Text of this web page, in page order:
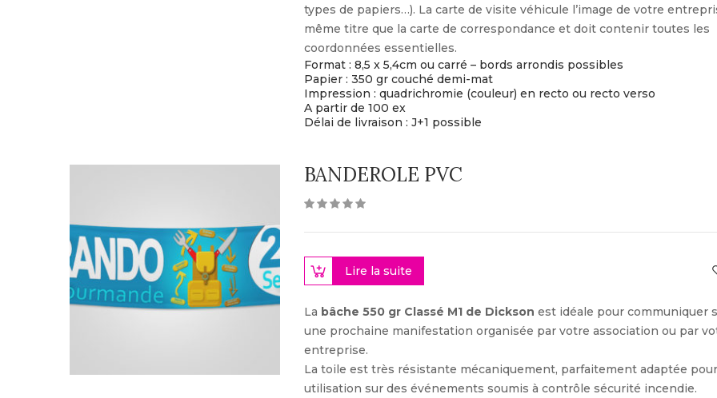
types de papiers…). La carte de visite véhicule l’image de votre
même titre que la carte de correspondance et doit contenir toutes les
coordonnées essentielles.
Format : 8,5 x 5,4cm ou carré – bords arrondis possibles
Papier : 350 gr couché demi-mat
Impression : quadrichromie (couleur) en recto ou recto verso
A partir de 100 ex
Délai de livraison : J+1 possible
BANDEROLE PVC
Lire la suite
La bâche 550 gr Classé M1 de Dickson est idéale pour communiquer
une prochaine manifestation organisée par votre association ou par
entreprise.
La toile est très résistante mécaniquement, parfaitement adaptée
utilisation sur des événements soumis à contrôle sécurité incendie.